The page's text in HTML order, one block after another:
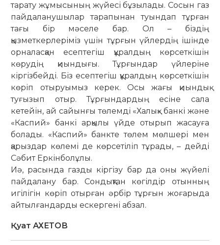
тарату жұмысының жүйесі бұзылады. Сосын газ
пайда­ланушылар тарапынан туын­дап тұрған
тағы бір мәселе бар. Ол – біздің
қызметкерлеріміз үшін тұрғын үйлердің ішінде
орна­лас­қан есептегіш құралдың көр­сеткішін
көрудің қиындығы. Тұр­ғындар үйлеріне
кіргізбейді. Біз есеп­тегіш құралдың көрсеткішін
көріп отыруымыз керек. Осы жағы қиындық
туғызып отыр. Тұрғын­дар­дың есіне сала
кетейін, ай сайын­ғы төлемді «Халық» банкі және
«Кас­пий» банкі арқылы үйде оты­рып жасауға
болады. «Каспий» банкте төлем мөлшері мен
қарыздар көлемі де көрсетіліп тұрады, – дейді
Сәбит Еркінболұлы.
Иә, расында газды кіргізу бар да оны жүйелі
пайдалану бар. Сон­дықтан көгілдір отынның
игілі­гін көріп отырған әрбір тұрғын жоға­ры­да
айтылғандарды ескергені аб­зал.
Қуат АХЕТОВ